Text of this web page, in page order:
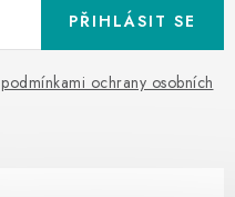
podmínkami ochrany osobních
PŘIHLÁSIT SE